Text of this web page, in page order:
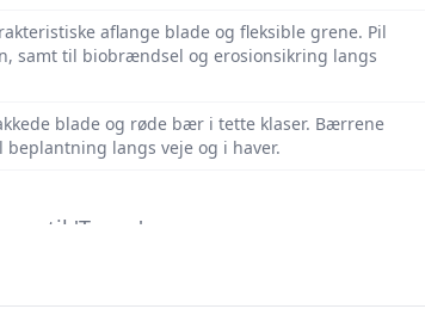
aflange blade og fleksible grene. Pil
samt til biobrændsel og erosion­sikring langs
blade og røde bær i tette klaser. Bærrene
langs veje og i haver.
til 'Træer'.